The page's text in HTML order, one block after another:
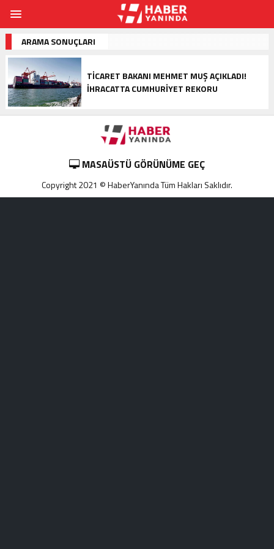
ARAMA SONUÇLARI
TICARET BAKANI MEHMET MUŞ AÇIKLADI!
İHRACATTA CUMHURIYET REKORU
MASAÜSTÜ GÖRÜNÜME GEÇ
Copyright 2021 © HaberYanında Tüm Hakları Saklıdır.